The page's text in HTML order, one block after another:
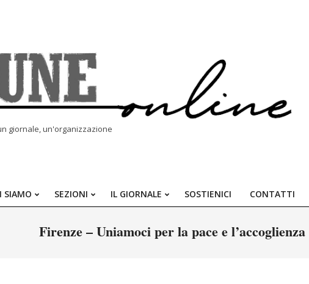
giornale, un'organizzazione
Primary
Menu
SIAMO SEZIONI IL GIORNALE SOSTIENICI CONTATTI
Firenze – Uniamoci per la pace e l’accoglienza